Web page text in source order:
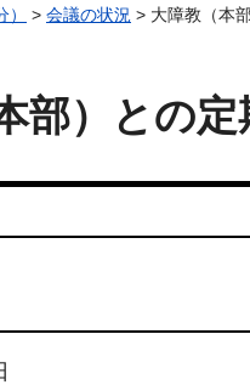
> 会議の状況 > 大障教（本
部）との